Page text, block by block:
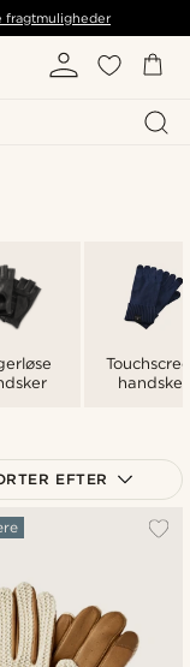
fragtmuligheder
handsker
EFTER
pris
pris